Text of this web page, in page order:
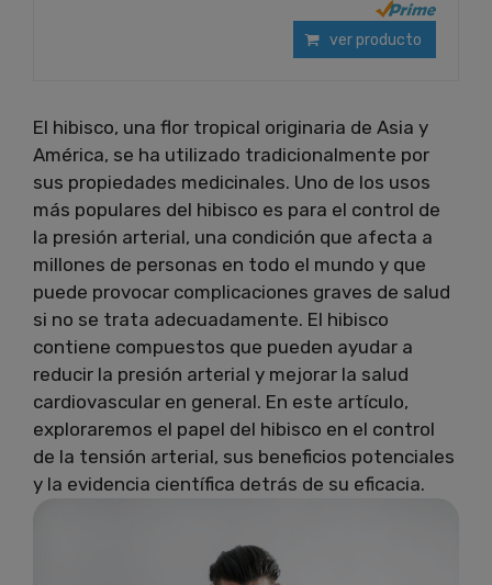
ver producto
El hibisco, una flor tropical originaria de Asia y
América, se ha utilizado tradicionalmente por
sus propiedades medicinales. Uno de los usos
más populares del hibisco es para el control de
la presión arterial, una condición que afecta a
millones de personas en todo el mundo y que
puede provocar complicaciones graves de salud
si no se trata adecuadamente. El hibisco
contiene compuestos que pueden ayudar a
reducir la presión arterial y mejorar la salud
cardiovascular en general. En este artículo,
exploraremos el papel del hibisco en el control
de la tensión arterial, sus beneficios potenciales
y la evidencia científica detrás de su eficacia.